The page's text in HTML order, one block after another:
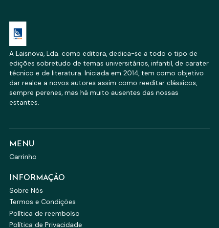
A Laisnova, Lda. como editora, dedica-se a todo o tipo de
edições sobretudo de temas universitários, infantil, de carater
técnico e de literatura. Iniciada em 2014, tem como objetivo
dar realce a novos autores assim como reeditar clássicos,
sempre perenes, mas há muito ausentes das nossas
estantes.
MENU
Carrinho
INFORMAÇÃO
Sobre Nós
Termos e Condições
Política de reembolso
Política de Privacidade